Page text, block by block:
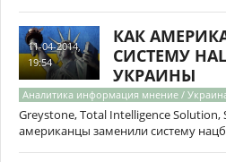
11-04-2014,
19:54
КАК
СИСТЕМУ
УКРАИНЫ
Аналитика информация мнение /
Greystone, Total Intelligence Solution,
американцы заменили систему